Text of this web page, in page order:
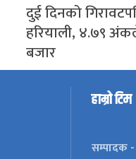
दुई दिनको
हरियाली, ४.७९
बजार
हाम्रो टिम
सम्पादक -